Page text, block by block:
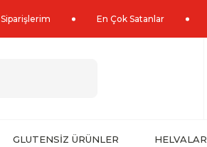
Siparişlerim En Çok Satanlar
GLUTENSİZ ÜRÜNLER HELVALAR